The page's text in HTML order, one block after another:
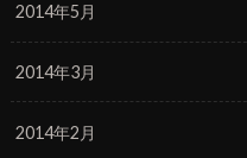
2014年5月
2014年3月
2014年2月